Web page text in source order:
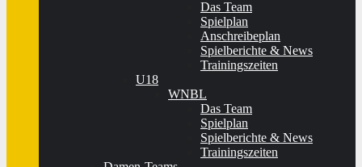
Das Team
Spielplan
Anschreibeplan
Spielberichte & News
Trainingszeiten
U18
WNBL
Das Team
Spielplan
Spielberichte & News
Trainingszeiten